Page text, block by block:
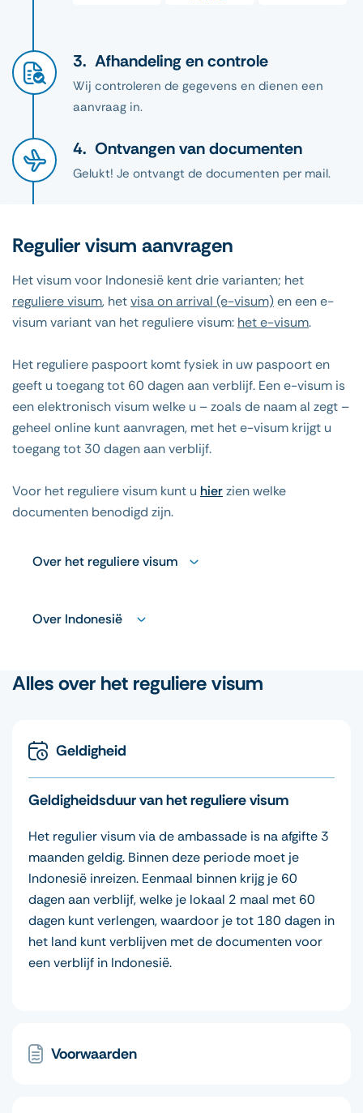
Afhandeling en controle
Wij controleren de gegevens en dienen een
aanvraag in.
Ontvangen van documenten
Gelukt! Je ontvangt de documenten per mail.
Regulier visum aanvragen
Het visum voor Indonesië kent drie varianten; het
reguliere visum, hetvisa on arrival (e-visum)en een e-
visum variant van het reguliere visum: het e-visum.
Het reguliere paspoort komt fysiek in uw paspoort en
geeft u toegang tot 60 dagen aan verblijf. Een e-visum is
een elektronisch visum welke u – zoals de naam al zegt –
geheel online kunt aanvragen, met het e-visum krijgt u
toegang tot 30 dagen aan verblijf.
Voor het reguliere visum kunt u hierzien welke
documenten benodigd zijn.
Over het reguliere visum
Over Indonesië
Alles over het reguliere visum
Geldigheid
Geldigheidsduur van het reguliere visum
Het regulier visum via de ambassade is na afgifte 3
maanden geldig. Binnen deze periode moet je
Indonesië inreizen. Eenmaal binnen krijg je 60
dagen aan verblijf, welke je lokaal 2 maal met 60
dagen kunt verlengen, waardoor je tot 180 dagen in
het land kunt verblijven met de documenten voor
een verblijf in Indonesië.
Voorwaarden